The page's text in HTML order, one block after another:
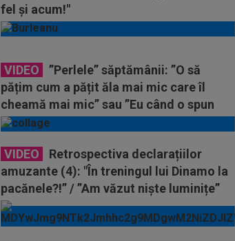
fel și acum!"
VIDEO
”Perlele” săptămânii: ”O să
pățim cum a pățit ăla mai mic care îl
cheamă mai mic” sau ”Eu când o spun
chiar o zic”
VIDEO
Retrospectiva declarațiilor
amuzante (4): "În treningul lui Dinamo la
pacănele?!” / ”Am văzut niște luminițe”